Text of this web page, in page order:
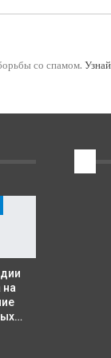
со спамом.
на